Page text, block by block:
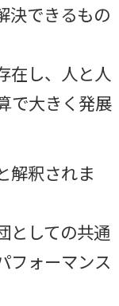
決できるもの
在し、人と人
で大きく発展
解釈されま
としての共通
フォーマンス